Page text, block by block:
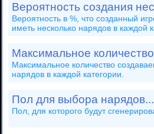
Вероятность создания
нарядов
Вероятность в %, что созданный
иметь несколько нарядов в каждой
Максимальное
Максимальное количество
нарядов в каждой категории.
Пол для выбора нарядов...
Пол, для которого будут